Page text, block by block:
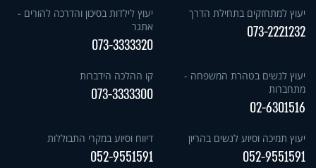
יעוץ למתחזקים בתחילת הדרך
073-2221232
יעוץ לילדות בסיכון והדרכה להורים -
אתגר
073-3333320
יעוץ לנשים בטהרת המשפחה -
מתחברות
02-6301516
קו ההלכה הידברות
073-3333300
יעוץ תמיכה וסיוע לנשים בהריון
052-9551591
דיווח וסיוע במקרי התבוללות
052-9551591